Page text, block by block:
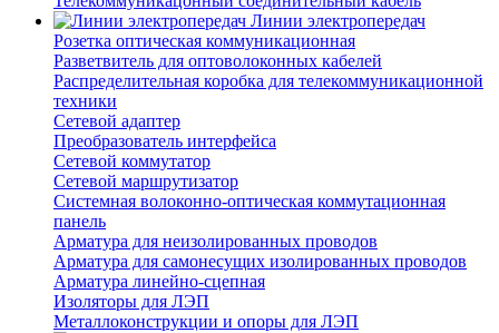
Линии электропередач
Розетка оптическая коммуникационная
Разветвитель для оптоволоконных кабелей
Распределительная коробка для телекоммуникационной
техники
Сетевой адаптер
Преобразователь интерфейса
Сетевой коммутатор
Сетевой маршрутизатор
Системная волоконно-оптическая коммутационная
панель
Арматура для неизолированных проводов
Арматура для самонесущих изолированных проводов
Арматура линейно-сцепная
Изоляторы для ЛЭП
Металлоконструкции и опоры для ЛЭП